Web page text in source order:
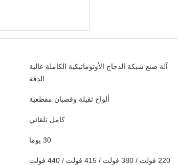
آلة صنع شبكة الدجاج الأوتوماتيكية الكاملة عالية
الدقة
ألواح ثقيلة وقضبان مقطعية
كامل تلقائي
30 يوما
220 فولت / 380 فولت / 415 فولت / 440 فولت